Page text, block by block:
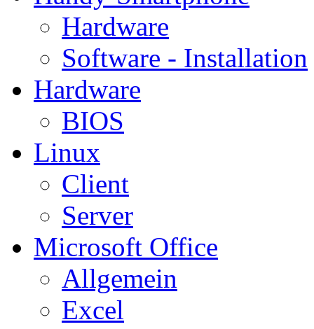
Hardware
Software - Installation
Hardware
BIOS
Linux
Client
Server
Microsoft Office
Allgemein
Excel